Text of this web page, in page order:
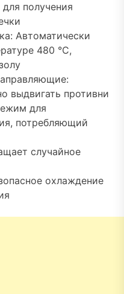
получения
Автоматически
480 °C,
выдвигать противни
для
потребляющий
случайное
охлаждение